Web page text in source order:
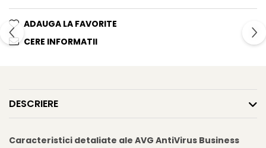
ADAUGA LA FAVORITE
CERE INFORMATII
DESCRIERE
Caracteristici detaliate ale AVG AntiVirus Business